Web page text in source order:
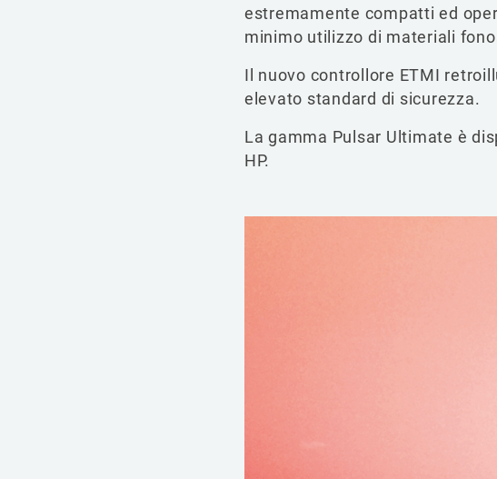
estremamente compatti ed
minimo utilizzo di materiali
Il nuovo controllore ETMI
elevato standard di sicurezza.
La gamma Pulsar Ultimate è
HP.